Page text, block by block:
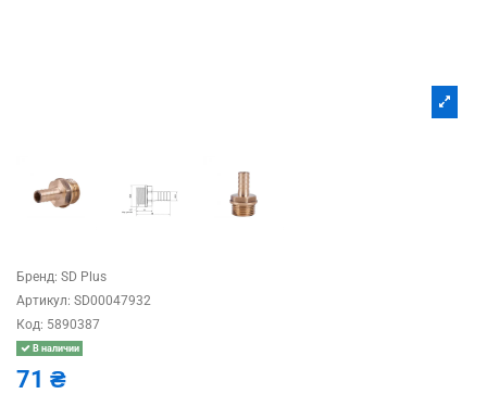
Бренд: SD Plus
Артикул: SD00047932
Код: 5890387
В наличии
71 ₴